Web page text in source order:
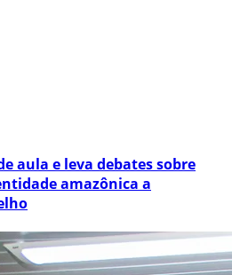
aula e leva debates sobre
amazônica a